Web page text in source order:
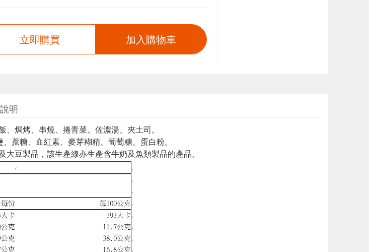
立即購買 加入購物車
明
焗烤、串燒、捲青菜。佐濃湯、夾土司。
蔗糖、血紅素、麥芽糊精、葡萄糖、蛋白粉。
豆製品，該生產線亦生產含牛奶及魚類製品的產品。